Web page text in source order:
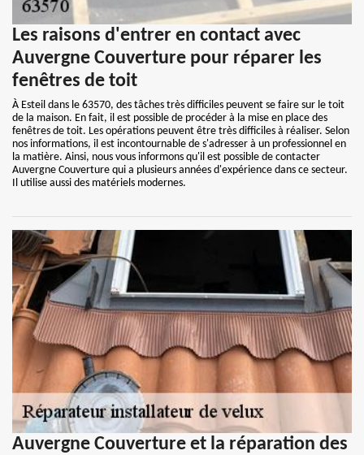
Les raisons d'entrer en contact avec
Auvergne Couverture pour réparer les
fenêtres de toit
À Esteil dans le 63570, des tâches très difficiles peuvent se faire sur le toit
de la maison. En fait, il est possible de procéder à la mise en place des
fenêtres de toit. Les opérations peuvent être très difficiles à réaliser. Selon
nos informations, il est incontournable de s'adresser à un professionnel en
la matière. Ainsi, nous vous informons qu'il est possible de contacter
Auvergne Couverture qui a plusieurs années d'expérience dans ce secteur.
Il utilise aussi des matériels modernes.
Auvergne Couverture et la réparation des